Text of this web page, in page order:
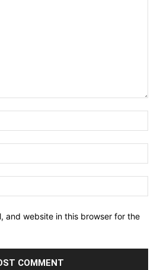
and website in this browser for the